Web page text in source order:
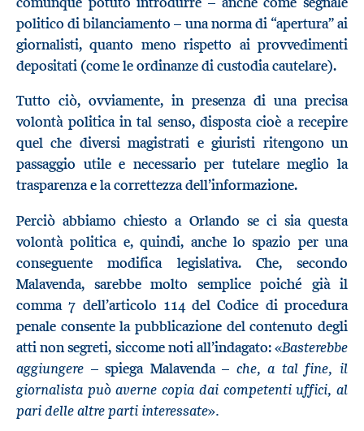
politico di bilanciamento – una norma di “apertura” ai
giornalisti, quanto meno rispetto ai provvedimenti
depositati (come le ordinanze di custodia cautelare).
Tutto ciò, ovviamente, in presenza di una precisa
volontà politica in tal senso, disposta cioè a recepire
quel che diversi magistrati e giuristi ritengono un
passaggio utile e necessario per tutelare meglio la
trasparenza e la correttezza dell’informazione.
Perciò abbiamo chiesto a Orlando se ci sia questa
volontà politica e, quindi, anche lo spazio per una
conseguente modifica legislativa. Che, secondo
Malavenda, sarebbe molto semplice poiché già il
comma 7 dell’articolo 114 del Codice di procedura
penale consente la pubblicazione del contenuto degli
atti non segreti, siccome noti all’indagato: «Basterebbe
aggiungere – spiega Malavenda – che, a tal fine, il
giornalista può averne copia dai competenti uffici, al
pari delle altre parti interessate».